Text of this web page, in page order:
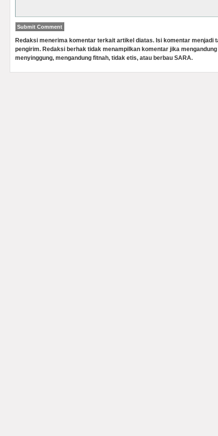
Redaksi menerima komentar terkait artikel diatas. Isi komentar menjadi
pengirim. Redaksi berhak tidak menampilkan komentar jika
menyinggung, mengandung fitnah, tidak etis, atau berbau SARA.